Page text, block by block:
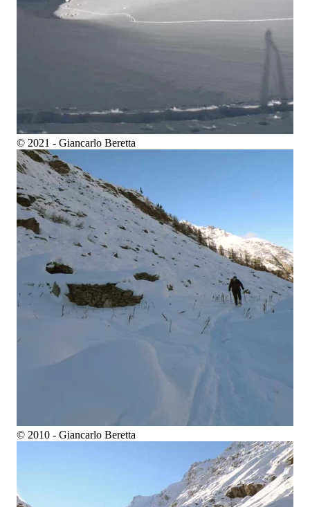
© 2021 - Giancarlo Beretta
© 2010 - Giancarlo Beretta